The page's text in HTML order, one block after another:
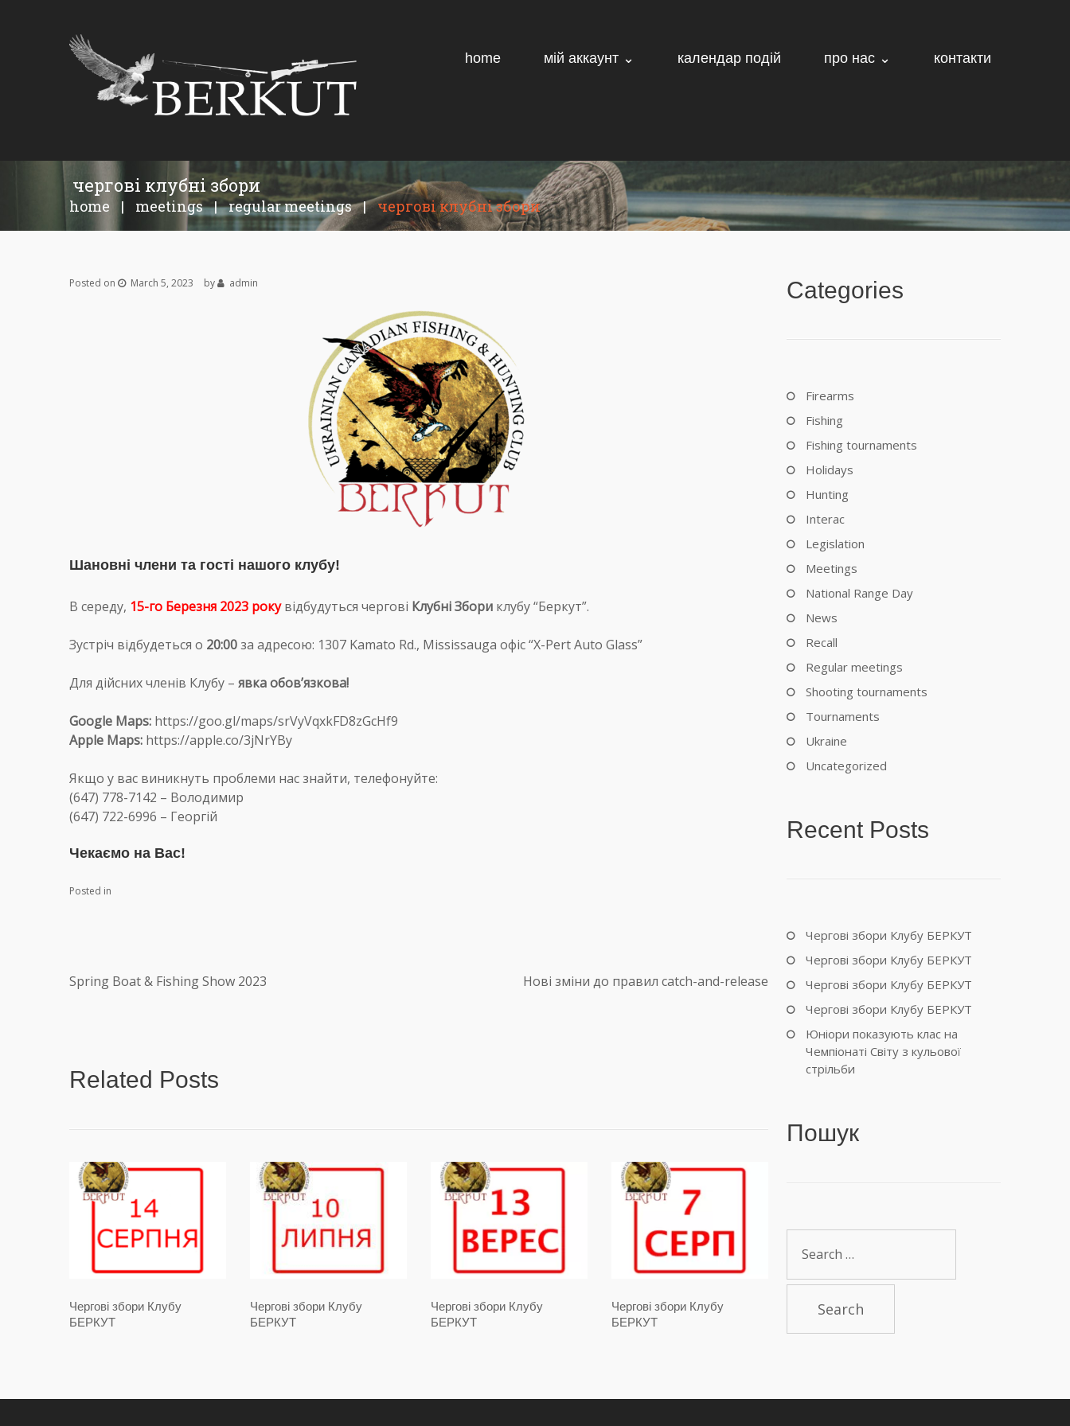
home мій аккаунт ⌄ календар подій про нас ⌄ контакти
чергові клубні збори
home | meetings | regular meetings | чергові клубні збори
Posted on March 5, 2023 by admin
Шановні члени та гості нашого клубу!
В середу, 15-го Березня 2023 рокувідбудуться чергові Клубні Збори клубу “Беркут”.
Зустріч відбудеться о 20:00за адресою: 1307 Kamato Rd., Mississauga офіс “X-Pert Auto Glass”
Для дійсних членів Клубу – явка обовʼязкова!
Google Maps: https://goo.gl/maps/srVyVqxkFD8zGcHf9
Apple Maps: https://apple.co/3jNrYBy
Якщо у вас виникнуть проблеми нас знайти, телефонуйте:
(647) 778-7142 – Володимир
(647) 722-6996 – Георгій
Чекаємо на Вас!
Posted in
Spring Boat & Fishing Show 2023 Нові зміни до правил catch-and-release
Related Posts
Чергові збори Клубу
БЕРКУТ
Чергові збори Клубу
БЕРКУТ
Чергові збори Клубу
БЕРКУТ
Чергові збори Клубу
БЕРКУТ
Categories
Firearms
Fishing
Fishing tournaments
Holidays
Hunting
Interac
Legislation
Meetings
National Range Day
News
Recall
Regular meetings
Shooting tournaments
Tournaments
Ukraine
Uncategorized
Recent Posts
Чергові збори Клубу БЕРКУТ
Чергові збори Клубу БЕРКУТ
Чергові збори Клубу БЕРКУТ
Чергові збори Клубу БЕРКУТ
Юніори показують клас на
Чемпіонаті Світу з кульової
стрільби
Пошук
for: